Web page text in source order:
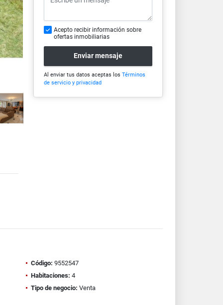
Acepto recibir información sobre
ofertas inmobiliarias
Enviar mensaje
Al enviar tus datos aceptas los Términos
de servicio y privacidad
Código: 9552547
Habitaciones: 4
Tipo de negocio: Venta